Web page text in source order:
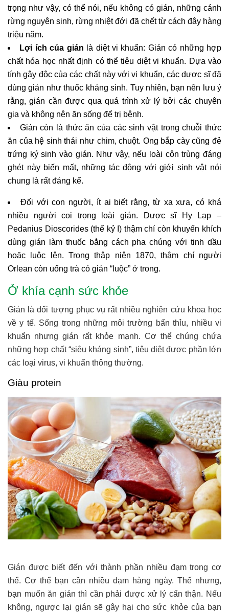
trọng như vậy, có thể nói, nếu không có gián, những cánh
rừng nguyên sinh, rừng nhiệt đới đã chết từ cách đây hàng
triệu năm.
Lợi ích của gián là diệt vi khuẩn: Gián có những hợp
chất hóa học nhất định có thể tiêu diệt vi khuẩn. Dựa vào
tính gây độc của các chất này với vi khuẩn, các dược sĩ đã
dùng gián như thuốc kháng sinh. Tuy nhiên, bạn nên lưu ý
rằng, gián cần được qua quá trình xử lý bởi các chuyên
gia và không nên ăn sống để trị bệnh.
Gián còn là thức ăn của các sinh vật trong chuỗi thức
ăn của hệ sinh thái như chim, chuột. Ong bắp cày cũng đẻ
trứng ký sinh vào gián. Như vậy, nếu loài côn trùng đáng
ghét này biến mất, những tác động với giới sinh vật nói
chung là rất đáng kể.
Đối với con người, ít ai biết rằng, từ xa xưa, có khá
nhiều người coi trọng loài gián. Dược sĩ Hy Lạp –
Pedanius Dioscorides (thế kỷ I) thậm chí còn khuyến khích
dùng gián làm thuốc bằng cách pha chúng với tinh dầu
hoặc luộc lên. Trong thập niên 1870, thậm chí người
Orlean còn uống trà có gián “luộc” ở trong.
Ở khía cạnh sức khỏe
Gián là đối tượng phục vụ rất nhiều nghiên cứu khoa học
về y tế. Sống trong những môi trường bẩn thỉu, nhiều vi
khuẩn nhưng gián rất khỏe mạnh. Cơ thể chúng chứa
những hợp chất “siêu kháng sinh”, tiêu diệt được phần lớn
các loại virus, vi khuẩn thông thường.
Giàu protein
Gián được biết đến với thành phần nhiều đạm trong cơ
thể. Cơ thể bạn cần nhiều đạm hàng ngày. Thế nhưng,
bạn muốn ăn gián thì cần phải được xử lý cẩn thận. Nếu
không, ngược lại gián sẽ gây hại cho sức khỏe của bạn